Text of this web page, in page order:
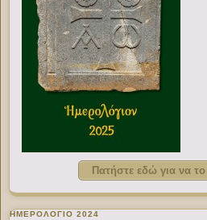
Πατήστε εδώ για να το
ΗΜΕΡΟΛΟΓΙΟ 2024